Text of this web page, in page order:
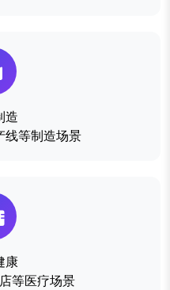
造
线等制造场景
康
等医疗场景